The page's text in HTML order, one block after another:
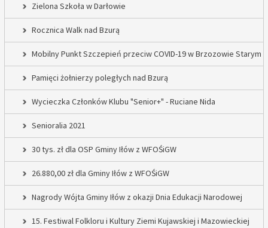
Zielona Szkoła w Darłowie
Rocznica Walk nad Bzurą
Mobilny Punkt Szczepień przeciw COVID-19 w Brzozowie Starym
Pamięci żołnierzy poległych nad Bzurą
Wycieczka Członków Klubu "Senior+" - Ruciane Nida
Senioralia 2021
30 tys. zł dla OSP Gminy Iłów z WFOŚiGW
26.880,00 zł dla Gminy Iłów z WFOŚiGW
Nagrody Wójta Gminy Iłów z okazji Dnia Edukacji Narodowej
15. Festiwal Folkloru i Kultury Ziemi Kujawskiej i Mazowieckiej